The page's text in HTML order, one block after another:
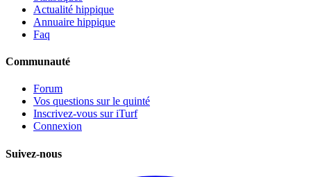
Actualité hippique
Annuaire hippique
Faq
Communauté
Forum
Vos questions sur le quinté
Inscrivez-vous sur iTurf
Connexion
Suivez-nous